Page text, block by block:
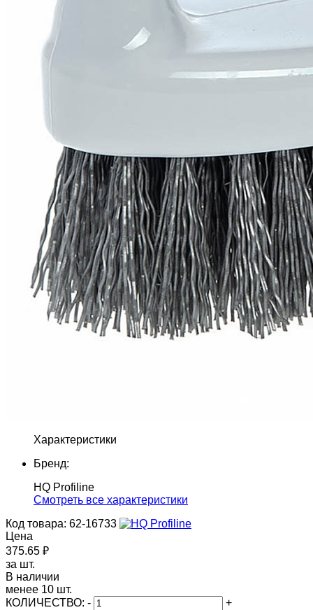
Характеристики
Бренд:
HQ Profiline
Cмотреть все характеристики
Код товара: 62-16733
Цена
375.65 ₽
за шт.
В наличии
менее 10 шт.
КОЛИЧЕСТВО: -
+